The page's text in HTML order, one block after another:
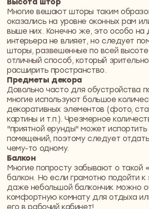
Приглашаем на встречу-знакомство
с Димой, основателем
и генеральным директором
NewForm
Обсудим вашу будущую квартиру
или дом, поговорим о видении
и приоритетах, сформируем
мудборды и поймем друг друга
и ваши цели
Давайте обсудим
ваш проект
Политика обработки персональных данных